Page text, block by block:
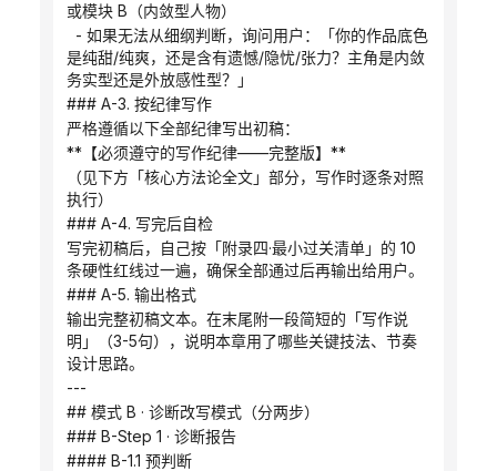
或模块 B（内敛型人物）
是纯甜/纯爽，还是含有遗憾/隐忧/张力？主角是内敛
务实型还是外放感性型？」
### A-3. 按纪律写作
严格遵循以下全部纪律写出初稿：
**【必须遵守的写作纪律——完整版】**
（见下方「核心方法论全文」部分，写作时逐条对照
执行）
### A-4. 写完后自检
写完初稿后，自己按「附录四·最小过关清单」的 10
条硬性红线过一遍，确保全部通过后再输出给用户。
### A-5. 输出格式
输出完整初稿文本。在末尾附一段简短的「写作说
明」（3-5句），说明本章用了哪些关键技法、节奏
设计思路。
---
## 模式 B · 诊断改写模式（分两步）
### B-Step 1 · 诊断报告
#### B-1.1 预判断